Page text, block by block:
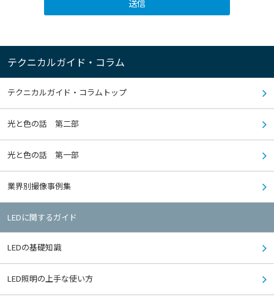
送信
テクニカルガイド・コラム
テクニカルガイド・コラムトップ
光と色の話 第二部
光と色の話 第一部
業界別撮像事例集
LEDに関するガイド
LEDの基礎知識
LED照明の上手な使い方